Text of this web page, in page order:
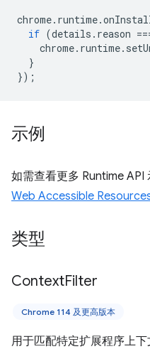
chrome. runtime.
if (details . reason
chrome. runtime.
}
});
示例
如需查看更多 Runtime API
Web Accessible
类型
ContextFilter
Chrome 114 及更高版本
用于匹配特定扩展程序上